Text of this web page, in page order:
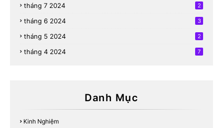
tháng 7 2024 2
tháng 6 2024 3
tháng 5 2024 2
tháng 4 2024 7
Danh Mục
Kinh Nghiệm